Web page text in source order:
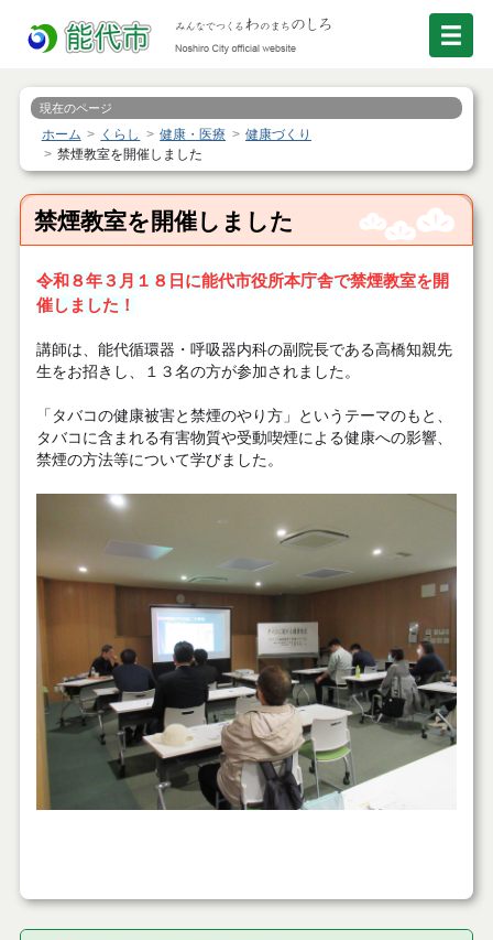
現在のページ
ホーム くらし 健康・医療
健康づくり
禁煙教室を開催しました
禁煙教室を開催しました
令和８年３月１８日に能代市役所本庁舎で禁煙教室を開
催しました！
講師は、能代循環器・呼吸器内科の副院長である高橋知親先
生をお招きし、１３名の方が参加されました。
「タバコの健康被害と禁煙のやり方」というテーマのもと、
タバコに含まれる有害物質や受動喫煙による健康への影響、
禁煙の方法等について学びました。